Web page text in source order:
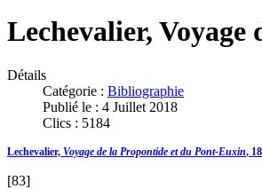
Lechevalier,
Détails
Catégorie : Bibliographie
Publié le : 4 Juillet 2018
Clics : 5184
Lechevalier, Voyage de la Propontide et du Pont-Euxin,
[83]